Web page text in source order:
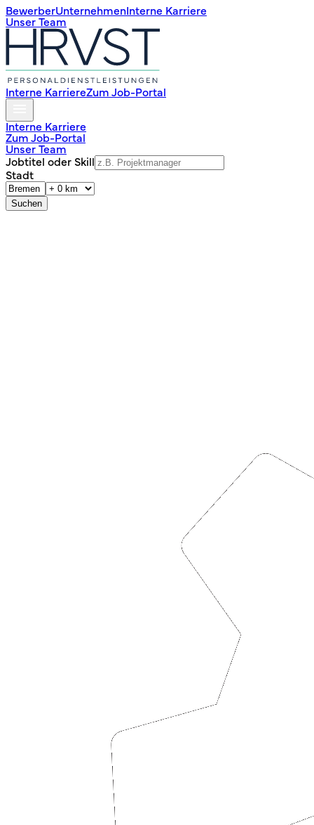
BewerberUnternehmen Interne Karriere
Unser Team
Interne KarriereZum Job-Portal
Interne Karriere
Zum Job-Portal
Unser Team
Jobtitel oder Skill
Stadt
Suchen